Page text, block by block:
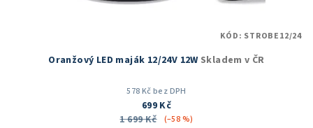
Oranžový LED maják 12/24V 12W Skladem v ČR
578 Kč bez DPH
699 Kč
1 699 Kč
(–58 %)
KÓD: STROBE12/24